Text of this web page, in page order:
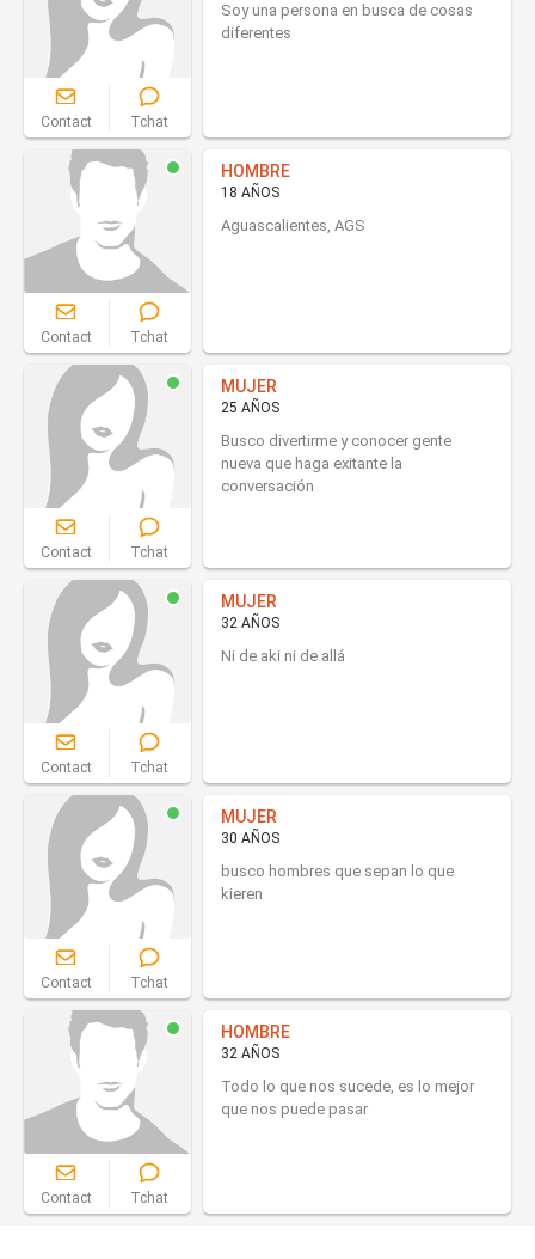
Contact Tchat
Soy una persona en busca de cosas
diferentes
Contact Tchat
HOMBRE
18 AÑOS
Aguascalientes, AGS
Contact Tchat
MUJER
25 AÑOS
Busco divertirme y conocer gente
nueva que haga exitante la
conversación
Contact Tchat
MUJER
32 AÑOS
Ni de aki ni de allá
Contact Tchat
MUJER
30 AÑOS
busco hombres que sepan lo que
kieren
Contact Tchat
HOMBRE
32 AÑOS
Todo lo que nos sucede, es lo mejor
que nos puede pasar